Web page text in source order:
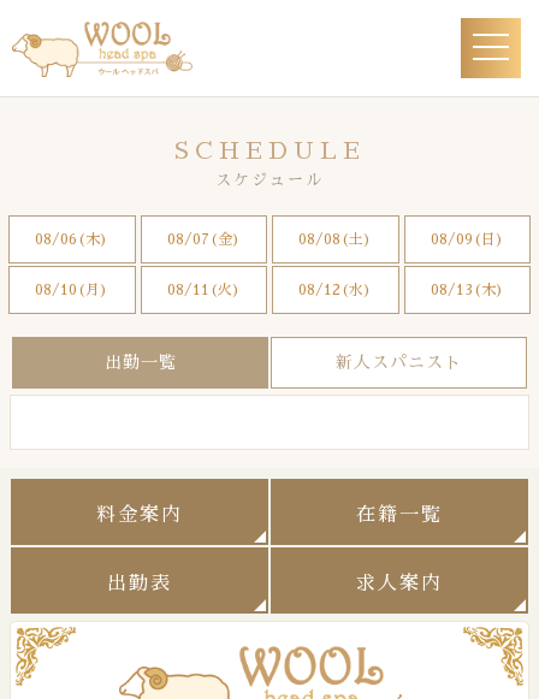
SCHEDULE
スケジュール
08/06(木) 08/07(金) 08/08(土) 08/09(日)
08/10(月) 08/11(火) 08/12(水) 08/13(木)
出勤一覧 新人スパニスト
料金案内 在籍一覧
出勤表 求人案内